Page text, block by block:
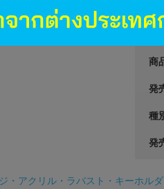
商
発
種
発
・アクリル・ラバスト・キーホル